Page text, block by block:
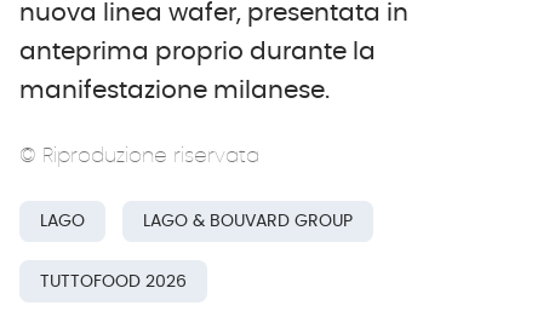
nuova linea wafer, presentata in
anteprima proprio durante la
manifestazione milanese.
© Riproduzione riservata
LAGO LAGO & BOUVARD GROUP
TUTTOFOOD 2026